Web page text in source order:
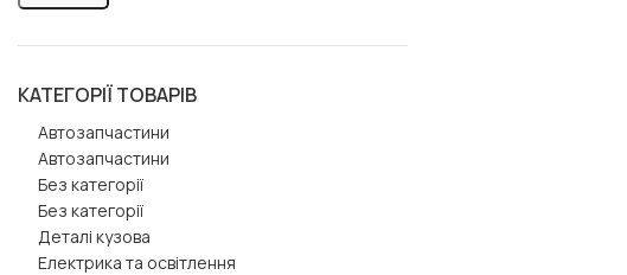
КАТЕГОРІЇ ТОВАРІВ
Автозапчастини
Автозапчастини
Без категорії
Без категорії
Деталі кузова
Електрика та освітлення